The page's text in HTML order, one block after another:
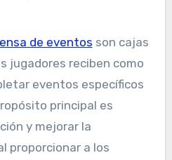
de eventos son cajas
jugadores reciben como
eventos específicos
principal es
y mejorar la
proporcionar a los